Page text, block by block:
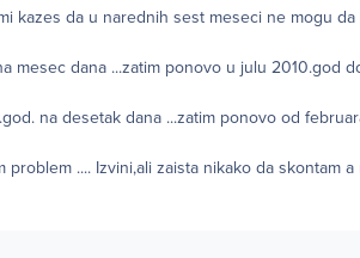
kazes da u narednih sest meseci ne mogu da
mesec dana ...zatim ponovo u julu 2010.god
na desetak dana ...zatim ponovo od
.... Izvini,ali zaista nikako da skontam